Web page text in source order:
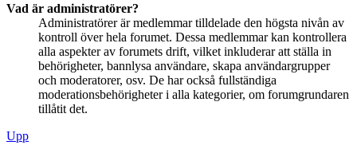
Vad är administratörer?
Administratörer är medlemmar tilldelade den högsta nivån av
kontroll över hela forumet. Dessa medlemmar kan kontrollera
alla aspekter av forumets drift, vilket inkluderar att ställa in
behörigheter, bannlysa användare, skapa användargrupper
och moderatorer, osv. De har också fullständiga
moderationsbehörigheter i alla kategorier, om forumgrundaren
tillåtit det.
Upp